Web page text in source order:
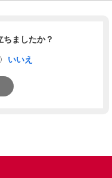
ちましたか？
いいえ